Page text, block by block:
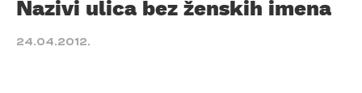
Nazivi ulica bez ženskih imena
24.04.2012.